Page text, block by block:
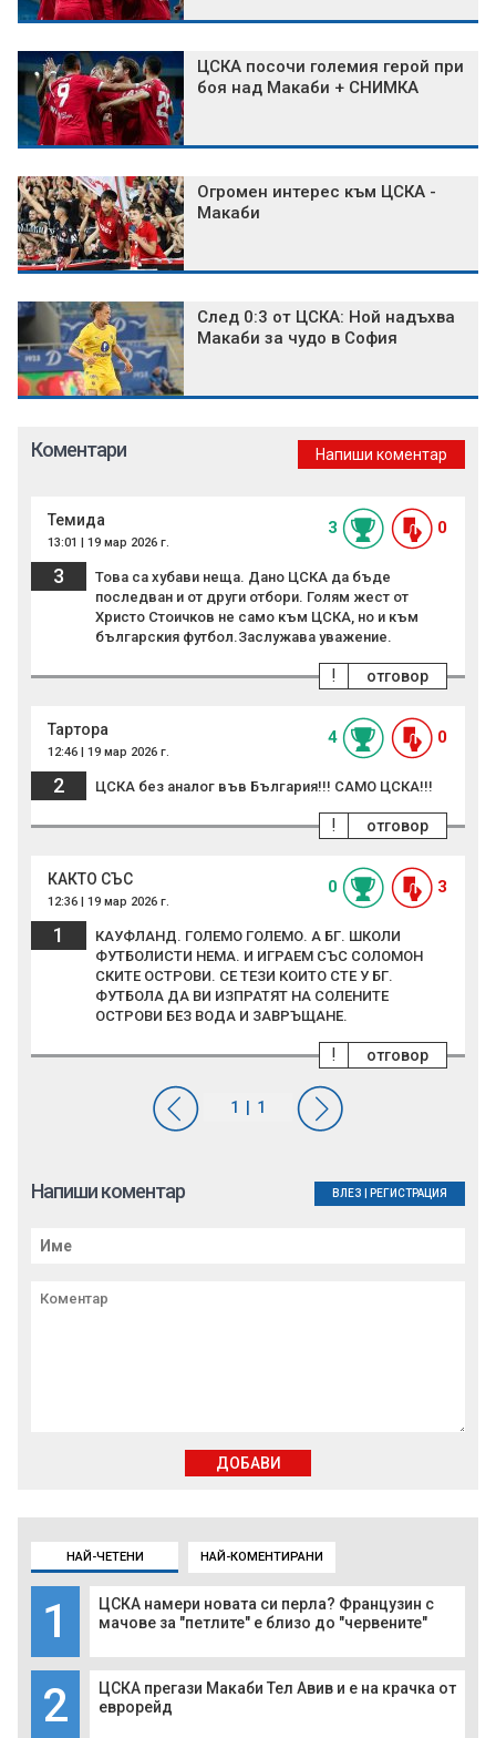
НАЙ-ЧЕТЕНИ НАЙ-КОМЕНТИРАНИ
1
ЦСКА намери новата си перла? Французин с
мачове за "петлите" е близо до "червените"
2
ЦСКА прегази Макаби Тел Авив и е на крачка от
еврорейд
ЦСКА посочи големия герой при
боя над Макаби + СНИМКА
Огромен интерес към ЦСКА -
Макаби
След 0:3 от ЦСКА: Ной надъхва
Макаби за чудо в София
Коментари Напиши коментар
Темида
13:01 | 19 мар 2026 г.
3 0
3
Това са хубави неща. Дано ЦСКА да бъде
последван и от други отбори. Голям жест от
Христо Стоичков не само към ЦСКА, но и към
българския футбол.Заслужава уважение.
отговор
!
Тартора
12:46 | 19 мар 2026 г.
4 0
2 ЦСКА без аналог във България!!! САМО ЦСКА!!!
отговор
!
КАКТО СЪС
12:36 | 19 мар 2026 г.
0 3
1
КАУФЛАНД. ГОЛЕМО ГОЛЕМО. А БГ. ШКОЛИ
ФУТБОЛИСТИ НЕМА. И ИГРАЕМ СЪС СОЛОМОН
СКИТЕ ОСТРОВИ. СЕ ТЕЗИ КОИТО СТЕ У БГ.
ФУТБОЛА ДА ВИ ИЗПРАТЯТ НА СОЛЕНИТЕ
ОСТРОВИ БЕЗ ВОДА И ЗАВРЪЩАНЕ.
отговор
!
Напиши коментар ВЛЕЗ РЕГИСТРАЦИЯ
ДОБАВИ